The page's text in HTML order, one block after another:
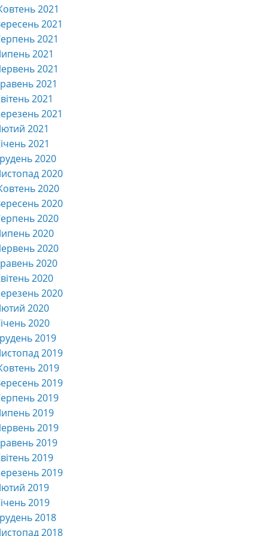
2021
2021
2021
2021
2021
2021
2021
2021
2021
2021
2020
2020
2020
2020
2020
2020
2020
2020
2020
2020
2020
2020
2019
2019
2019
2019
2019
2019
2019
2019
2019
2019
2019
2019
2018
2018